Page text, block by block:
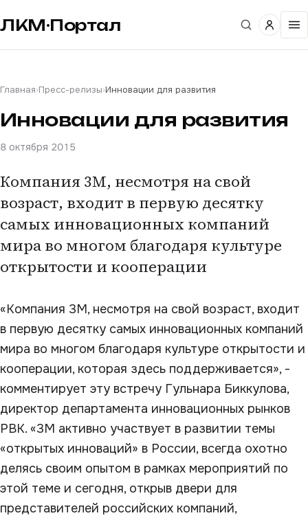
ЛКМ·Портал
Главная›Пресс-релизы›Инновации для развития
Инновации для развития
8 октября 2015
Компания 3М, несмотря на свой
возраст, входит в первую десятку
самых инновационных компаний
мира во многом благодаря культуре
открытости и кооперации
«Компания 3М, несмотря на свой возраст, входит
в первую десятку самых инновационных компаний
мира во многом благодаря культуре открытости и
кооперации, которая здесь поддерживается», -
комментирует эту встречу Гульнара Биккулова,
директор департамента инновационных рынков
РВК. «3М активно участвует в развитии темы
«открытых инноваций» в России, всегда охотно
делясь своим опытом в рамках мероприятий по
этой теме и сегодня, открыв двери для
представителей российских компаний,